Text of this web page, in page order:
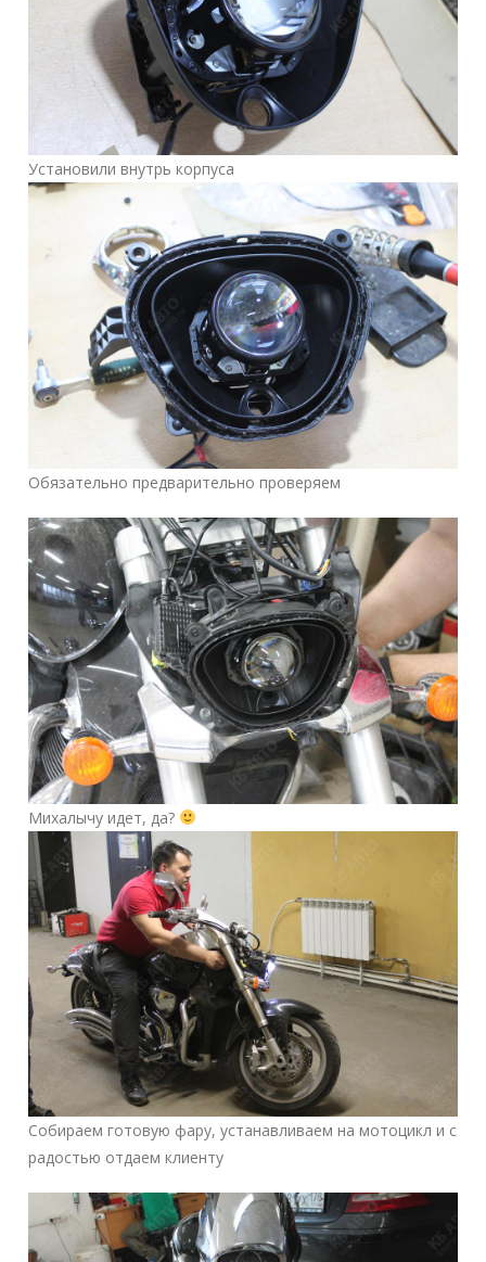
Установили внутрь корпуса
Обязательно предварительно проверяем
Михалычу идет, да?
Собираем готовую фару, устанавливаем на мотоцикл и с
радостью отдаем клиенту